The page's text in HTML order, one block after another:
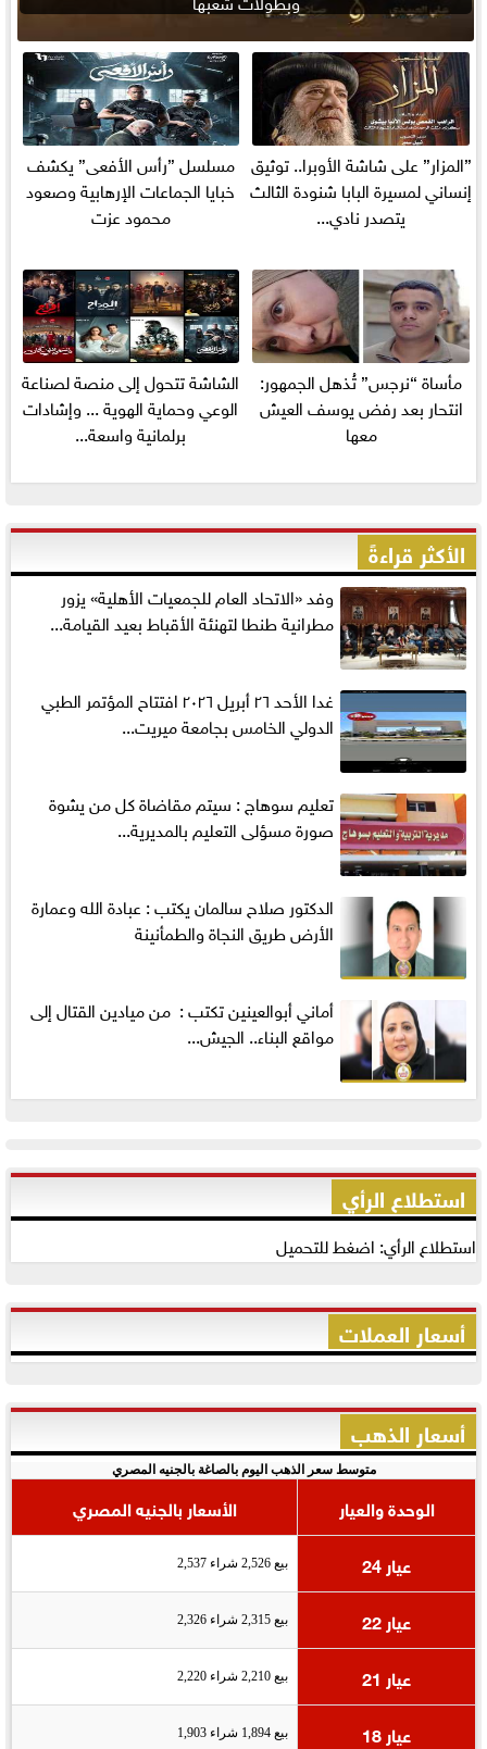
”المزار” على شاشة الأوبرا.. توثيق
إنساني لمسيرة البابا شنودة الثالث
يتصدر نادي...
مسلسل ”رأس الأفعى” يكشف
خبايا الجماعات الإرهابية وصعود
محمود عزت
مأساة “نرجس” تُذهل الجمهور:
انتحار بعد رفض يوسف العيش
معها
الشاشة تتحول إلى منصة لصناعة
الوعي وحماية الهوية ... وإشادات
برلمانية واسعة...
الأكثر قراءةً
وفد «الاتحاد العام للجمعيات الأهلية» يزور
مطرانية طنطا لتهنئة الأقباط بعيد القيامة...
غدا الأحد ٢٦ أبريل ٢٠٢٦ افتتاح المؤتمر الطبي
الدولي الخامس بجامعة ميريت...
تعليم سوهاج : سيتم مقاضاة كل من يشوة
صورة مسؤلى التعليم بالمديرية...
الدكتور صلاح سالمان يكتب : عبادة الله وعمارة
الأرض طريق النجاة والطمأنينة
أماني‭ ‬أبوالعينين‭ ‬تكتب‭ : ‬ من ميادين القتال إلى
مواقع البناء.. الجيش...
استطلاع الرأي
استطلاع الرأي: اضغط للتحميل
أسعار العملات
أسعار الذهب
متوسط سعر الذهب اليوم بالصاغة بالجنيه المصري
الوحدة والعيار
الأسعار بالجنيه المصري
عيار 24
بيع 2,526 شراء 2,537
عيار 22 بيع 2,315 شراء 2,326
عيار 21 بيع 2,210 شراء 2,220
عيار 18 بيع 1,894 شراء 1,903